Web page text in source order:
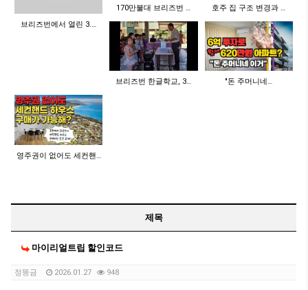
브리즈번에서 열린 3.…
170만불대 브리즈번 … 호주 집 구조 변경과 …
브리즈번 한글학교, 3… "돈 주머니네…
영주권이 없어도 세컨핸…
제목
마이리얼트립 할인코드
정똥금 2026.01.27 948